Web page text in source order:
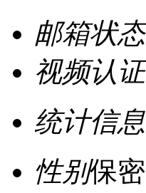
邮箱状态
视频认证
统计信息
性别保密